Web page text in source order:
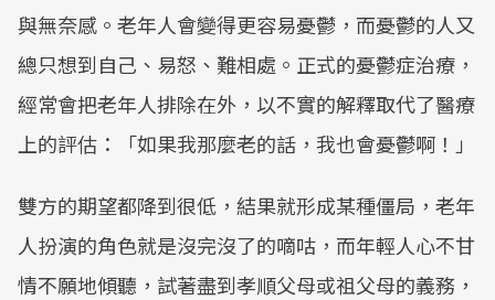
與無奈感。老年人會變得更容易憂鬱，而憂鬱的人又
總只想到自己、易怒、難相處。正式的憂鬱症治療，
經常會把老年人排除在外，以不實的解釋取代了醫療
上的評估：「如果我那麼老的話，我也會憂鬱啊！」
雙方的期望都降到很低，結果就形成某種僵局，老年
人扮演的角色就是沒完沒了的嘀咕，而年輕人心不甘
情不願地傾聽，試著盡到孝順父母或祖父母的義務，